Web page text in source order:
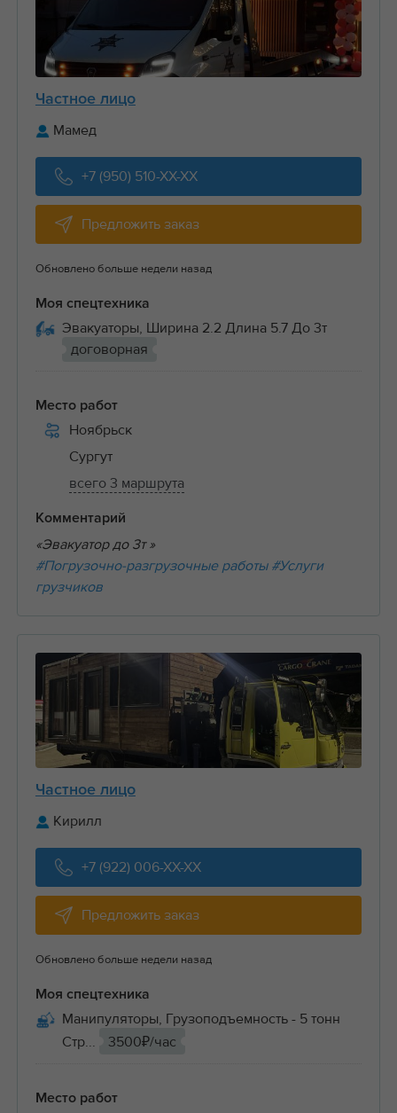
Частное лицо
Мамед
+7 (950) 510-XX-XX
Предложить заказ
Обновлено больше недели назад
Моя спецтехника
Эвакуаторы, Ширина 2.2 Длина 5.7 До 3т
договорная
Место работ
Ноябрьск
Сургут
всего 3 маршрута
Комментарий
«Эвакуатор до 3т »
#Погрузочно-разгрузочные работы #Услуги
грузчиков
Частное лицо
Кирилл
+7 (922) 006-XX-XX
Предложить заказ
Обновлено больше недели назад
Моя спецтехника
Манипуляторы, Грузоподъемность - 5 тонн
Стр...
3500₽/час
Место работ